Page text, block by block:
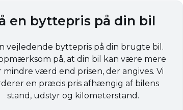
en byttepris på din bil
vejledende byttepris på din brugte bil.
på, at din bil kan være mere
mindre værd end prisen, der angives. Vi
en præcis pris afhængig af bilens
stand, udstyr og kilometerstand.